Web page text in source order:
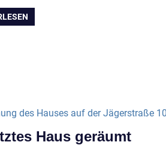
Haus geräumt